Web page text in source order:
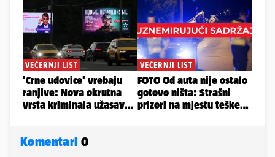
Komentari 0